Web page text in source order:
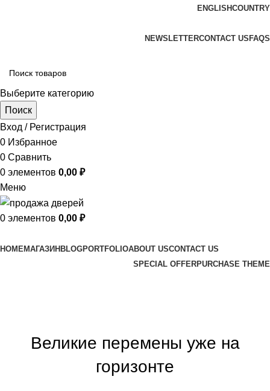
ENGLISHCOUNTRY
NEWSLETTERCONTACT US FAQS
Выберите категорию
Поиск
Вход / Регистрация
0 Избранное
0 Сравнить
0 элементов 0,00 ₽
Меню
0 элементов 0,00 ₽
HOMEМАГАЗИН BLOGPORTFOLIOABOUT USCONTACT US
SPECIAL OFFERPURCHASE THEME
Великие перемены уже на
горизонте